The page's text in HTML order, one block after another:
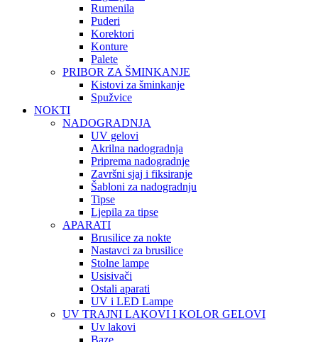
Rumenila
Puderi
Korektori
Konture
Palete
PRIBOR ZA ŠMINKANJE
Kistovi za šminkanje
Spužvice
NOKTI
NADOGRADNJA
UV gelovi
Akrilna nadogradnja
Priprema nadogradnje
Završni sjaj i fiksiranje
Šabloni za nadogradnju
Tipse
Ljepila za tipse
APARATI
Brusilice za nokte
Nastavci za brusilice
Stolne lampe
Usisivači
Ostali aparati
UV i LED Lampe
UV TRAJNI LAKOVI I KOLOR GELOVI
Uv lakovi
Baze